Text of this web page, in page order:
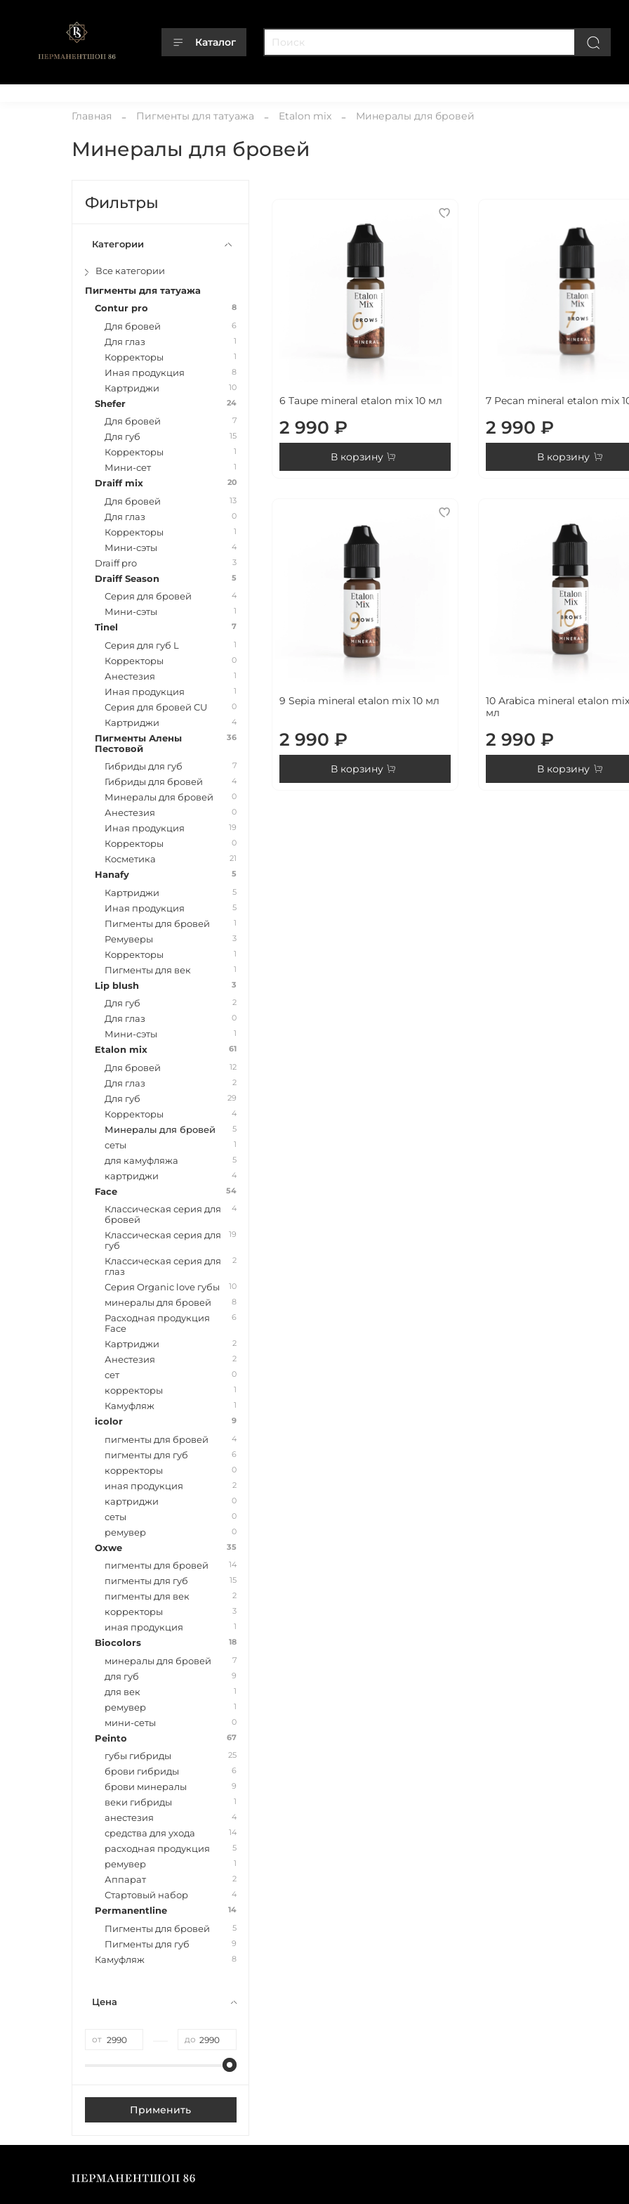
Каталог
Главная Пигменты для татуажа Etalon mix Минералы для бровей
Минералы для бровей
6 Taupe mineral etalon mix 10 мл
2 990 ₽
В корзину
7 Pecan mineral etalon mix
2 990 ₽
В корзину
9 Sepia mineral etalon mix 10 мл
2 990 ₽
В корзину
10 Arabica mineral etalon
мл
2 990 ₽
В корзину
Фильтры
Категории
Все категории
Пигменты для татуажа
Contur pro
8
Для бровей 6
Для глаз 1
Корректоры 1
Иная продукция 8
Картриджи 10
Shefer 24
Для бровей 7
Для губ 15
Корректоры 1
Мини-сет 1
Draiff mix 20
Для бровей 13
Для глаз 0
Корректоры 1
Мини-сэты 4
Draiff pro 3
Draiff Season 5
Серия для бровей 4
Мини-сэты 1
Tinel 7
Серия для губ L 1
Корректоры 0
Анестезия 1
Иная продукция 1
Серия для бровей CU 0
Картриджи 4
Пигменты Алены
Пестовой
36
Гибриды для губ 7
Гибриды для бровей 4
Минералы для бровей 0
Анестезия 0
Иная продукция 19
Корректоры 0
Косметика 21
Hanafy 5
Картриджи 5
Иная продукция 5
Пигменты для бровей 1
Ремуверы 3
Корректоры 1
Пигменты для век 1
Lip blush 3
Для губ 2
Для глаз 0
Мини-сэты 1
Etalon mix 61
Для бровей 12
Для глаз 2
Для губ 29
Корректоры 4
Минералы для бровей 5
сеты 1
для камуфляжа 5
картриджи 4
Face 54
Классическая серия для
бровей
4
Классическая серия для
губ
19
Классическая серия для
глаз
2
Серия Organic love губы 10
минералы для бровей 8
Расходная продукция
Face
6
Картриджи 2
Анестезия 2
сет 0
корректоры 1
Камуфляж 1
icolor 9
пигменты для бровей 4
пигменты для губ 6
корректоры 0
иная продукция 2
картриджи 0
сеты 0
ремувер 0
Oxwe 35
пигменты для бровей 14
пигменты для губ 15
пигменты для век 2
корректоры 3
иная продукция 1
Biocolors 18
минералы для бровей 7
для губ 9
для век 1
ремувер 1
мини-сеты 0
Peinto 67
губы гибриды 25
брови гибриды 6
брови минералы 9
веки гибриды 1
анестезия 4
средства для ухода 14
расходная продукция 5
ремувер 1
Аппарат 2
Стартовый набор 4
Permanentline 14
Пигменты для бровей 5
Пигменты для губ 9
Камуфляж 8
Цена
от до
Применить